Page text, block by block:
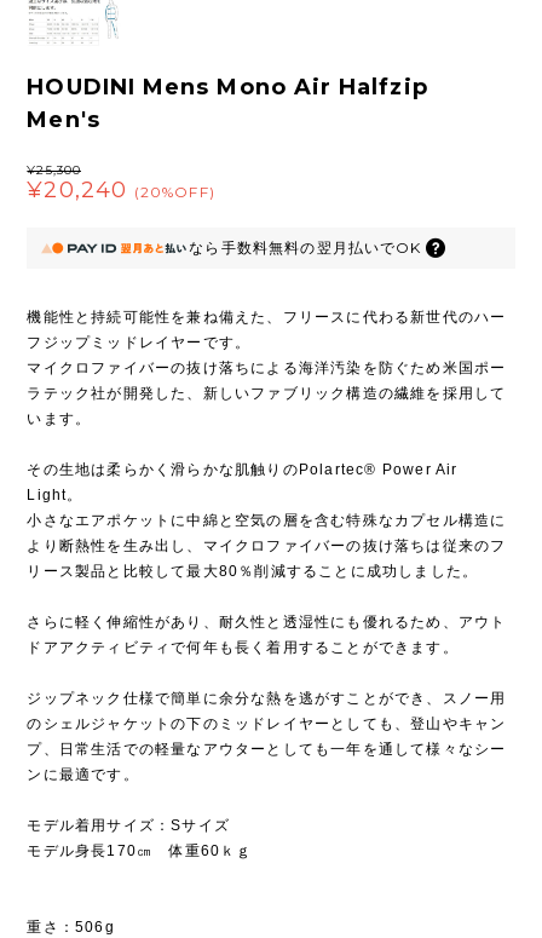
HOUDINI Mens Mono Air Halfzip
Men's
¥25,300
¥20,240 (20%OFF)
なら 手数料無料の翌月払いでOK
機能性と持続可能性を兼ね備えた、フリースに代わる新世代のハー
フジップミッドレイヤーです。
マイクロファイバーの抜け落ちによる海洋汚染を防ぐため米国ポー
ラテック社が開発した、新しいファブリック構造の繊維を採用して
います。
その生地は柔らかく滑らかな肌触りのPolartec® Power Air
Light。
小さなエアポケットに中綿と空気の層を含む特殊なカプセル構造に
より断熱性を生み出し、マイクロファイバーの抜け落ちは従来のフ
リース製品と比較して最大80％削減することに成功しました。
さらに軽く伸縮性があり、耐久性と透湿性にも優れるため、アウト
ドアアクティビティで何年も長く着用することができます。
ジップネック仕様で簡単に余分な熱を逃がすことができ、スノー用
のシェルジャケットの下のミッドレイヤーとしても、登山やキャン
プ、日常生活での軽量なアウターとしても一年を通して様々なシー
ンに最適です。
モデル着用サイズ：Sサイズ
モデル身長170㎝ 体重60ｋｇ
重さ：506g